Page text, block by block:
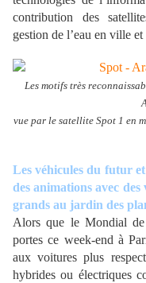
contribution des
gestion de l’eau en ville
Les motifs très
vue par le satellite Spot 1 en
Les véhicules du futur
des animations avec des
grands au jardin des
Alors que le Mondial
portes ce week-end à
aux voitures plus
hybrides ou électriques